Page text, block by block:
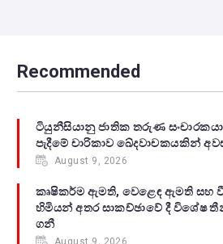
Recommended
ටියුනීසියානු ජාතික තරුණ
පැදීමේ චාරිකාව ඛේදවාචකයකින්
August 9, 2026
කෘෂිකර්ම ඇමති, වෙළෙඳ ඇමති සහ
හිමියන් අතර සාකච්ඡාවේ දී විශේෂ
ගනී
August 9, 2026